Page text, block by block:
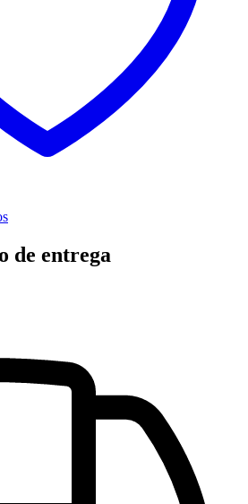
de entrega